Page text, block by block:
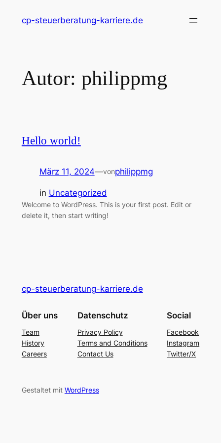
Inhaltcp-steuerberatung-karriere.de
Autor: philippmg
Hello world!
März 11, 2024—vonphilippmg
in Uncategorized
Welcome to WordPress. This is your first post. Edit or
delete it, then start writing!
cp-steuerberatung-karriere.de
Über uns
Team
History
Careers
Datenschutz
Privacy Policy
Terms and Conditions
Contact Us
Social
Facebook
Instagram
Twitter/X
Gestaltet mit WordPress